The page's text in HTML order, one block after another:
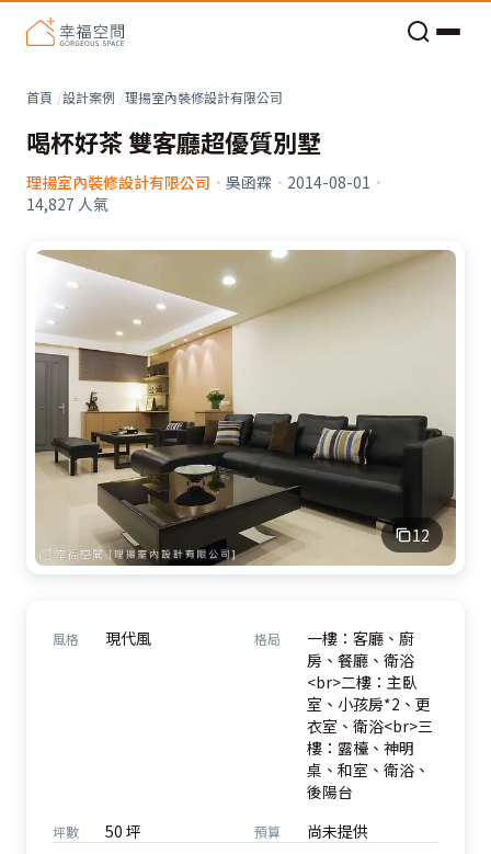
首頁 設計案例 理揚室內裝修設計有限公司
喝杯好茶 雙客廳超優質別墅
理揚室內裝修設計有限公司 · 吳函霖 · 2014-08-01 ·
14,827 人氣
12
風格 現代風 格局
一樓：客廳、廚
房、餐廳、衛浴
<br>二樓：主臥
室、小孩房*2、更
衣室、衛浴<br>三
樓：露檯、神明
桌、和室、衛浴、
後陽台
坪數 50 坪 預算 尚未提供